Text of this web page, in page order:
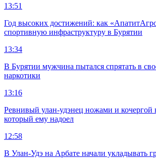
13:51
Год высоких достижений: как
спортивную инфраструктуру в Бурятии
13:34
В Бурятии мужчина пытался спрятать в
наркотики
13:16
Ревнивый улан-удэнец ножами и кочергой
который ему надоел
12:58
В Улан-Удэ на Арбате начали укладывать